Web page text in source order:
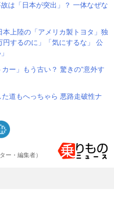
は「日本が突出」？ 一体なぜな
本上陸の「アメリカ製トヨタ」独
円するのに」「気にするな」 公
ー」もう古い？ 驚きの”意外す
た道もへっちゃら 悪路走破性ナ
ー・編集者）